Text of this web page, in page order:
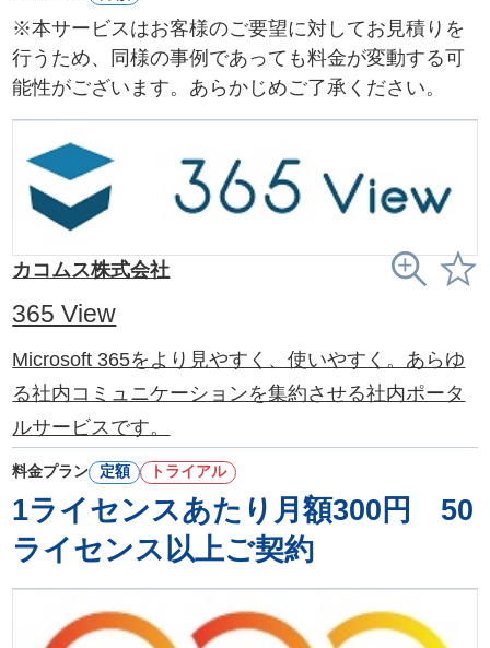
※本サービスはお客様のご要望に対してお見積りを
行うため、同様の事例であっても料金が変動する可
能性がございます。あらかじめご了承ください。
カコムス株式会社
365 View
Microsoft 365をより見やすく、使いやすく。あらゆ
る社内コミュニケーションを集約させる社内ポータ
ルサービスです。
料金プラン 定額 トライアル
1ライセンスあたり月額300円 50
ライセンス以上ご契約